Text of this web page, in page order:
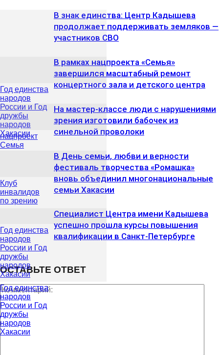
Год единства
народов
России и Год
дружбы
народов
Хакасии
В знак единства: Центр Кадышева
продолжает поддерживать земляков —
участников СВО
нацпроект
Семья
В рамках нацпроекта «Семья»
завершился масштабный ремонт
концертного зала и детского центра
Клуб
инвалидов
по зрению
На мастер‑классе люди с нарушениями
зрения изготовили бабочек из
синельной проволоки
Год единства
народов
России и Год
дружбы
народов
Хакасии
В День семьи, любви и верности
фестиваль творчества «Ромашка»
вновь объединил многонациональные
семьи Хакасии
Год единства
народов
России и Год
дружбы
народов
Хакасии
Специалист Центра имени Кадышева
успешно прошла курсы повышения
квалификации в Санкт‑Петербурге
ОСТАВЬТЕ ОТВЕТ